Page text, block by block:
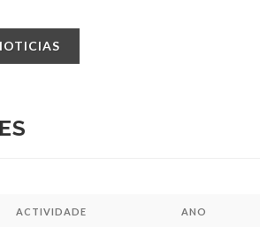
ACTIVIDADE ANO